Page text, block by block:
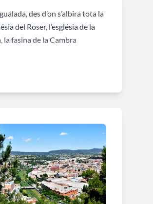
des d’on s’albira tota la
del Roser, l’església de la
la fasina de la Cambra